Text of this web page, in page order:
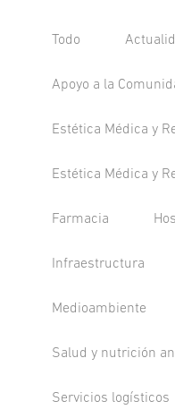
Todo
Apoyo a la
Estética Médica y
Estética Médica y
Farmacia
Infraestructura
Medioambiente
Salud y nutrición
Servicios logísticos